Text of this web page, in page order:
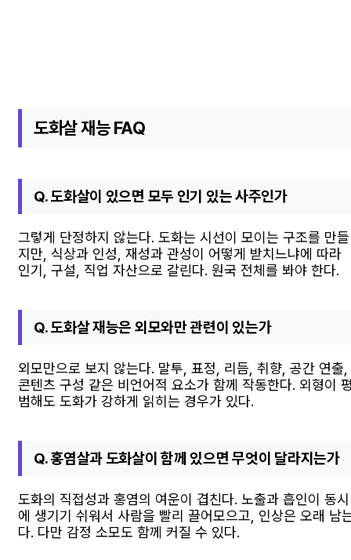
도화살 재능 FAQ
Q. 도화살이 있으면 모두 인기 있는 사주인가
그렇게 단정하지 않는다. 도화는 시선이 모이는 구조를 만들
지만, 식상과 인성, 재성과 관성이 어떻게 받치느냐에 따라
인기, 구설, 직업 자산으로 갈린다. 원국 전체를 봐야 한다.
Q. 도화살 재능은 외모와만 관련이 있는가
외모만으로 보지 않는다. 말투, 표정, 리듬, 취향, 공간 연출,
콘텐츠 구성 같은 비언어적 요소가 함께 작동한다. 외형이
범해도 도화가 강하게 읽히는 경우가 있다.
Q. 홍염살과 도화살이 함께 있으면 무엇이 달라지는가
도화의 직접성과 홍염의 여운이 겹친다. 노출과 흡인이 동시
에 생기기 쉬워서 사람을 빨리 끌어모으고, 인상은 오래 남
다. 다만 감정 소모도 함께 커질 수 있다.